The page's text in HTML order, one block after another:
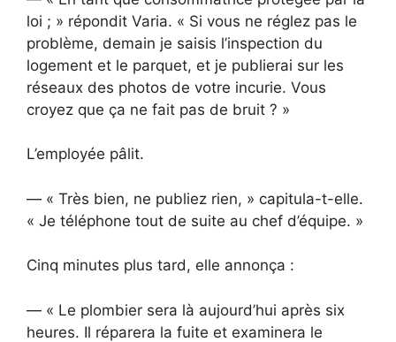
loi ; » répondit Varia. « Si vous ne réglez pas le
problème, demain je saisis l’inspection du
logement et le parquet, et je publierai sur les
réseaux des photos de votre incurie. Vous
croyez que ça ne fait pas de bruit ? »
L’employée pâlit.
— « Très bien, ne publiez rien, » capitula-t-elle.
« Je téléphone tout de suite au chef d’équipe. »
Cinq minutes plus tard, elle annonça :
— « Le plombier sera là aujourd’hui après six
heures. Il réparera la fuite et examinera le